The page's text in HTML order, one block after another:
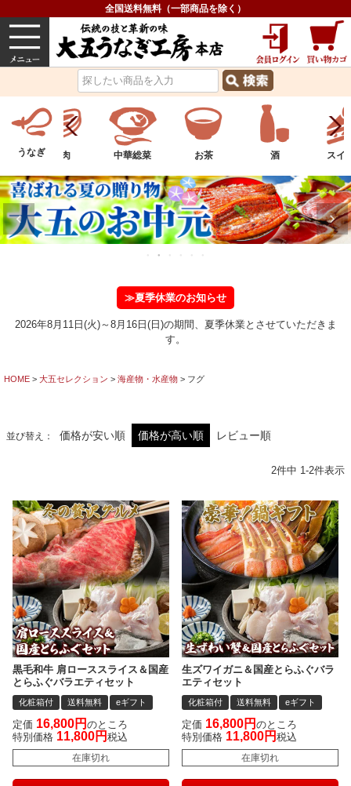
全国送料無料（一部商品を除く）
うなぎ 内祝い グルメ
うなぎ お肉 中華総菜 お茶 酒 スイ
≫夏季休業のお知らせ
2026年8月11日(火)～8月16日(日)の期間、夏季休業とさせていただきま
す。
HOME 大五セレクション 海産物・水産物 フグ
並び替え 価格が安い順 価格が高い順 レビュー順
2件中 1-2件表示
黒毛和牛 肩ローススライス＆国産
とらふぐバラエティセット
化粧箱付 送料無料 eギフト
定価 16,800
のところ
特別価格 11,800 税込
在庫切れ
生ズワイガニ＆国産とらふぐバラ
エティセット
化粧箱付 送料無料 eギフト
定価 16,800
のところ
特別価格 11,800 税込
在庫切れ